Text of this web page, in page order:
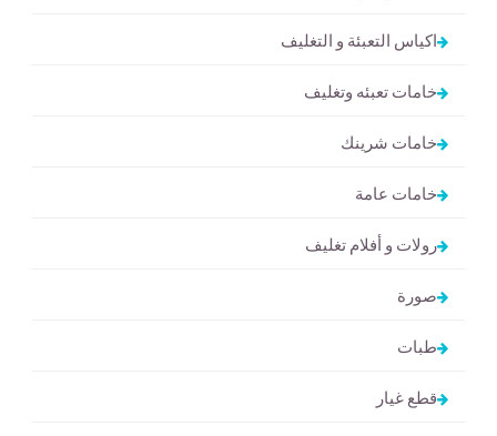
اكياس التعبئة و التغليف
خامات تعبئه وتغليف
خامات شرينك
خامات عامة
رولات و أفلام تغليف
صورة
طبات
قطع غيار